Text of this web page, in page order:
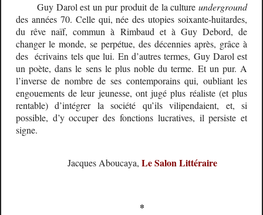
Guy Darol est un pur produit de la cultureunderground
des années 70. Celle qui, née des utopies soixante-huitardes,
du rêve naïf, commun à Rimbaud et à Guy Debord, de
changer le monde, se perpétue, des décennies après, grâce à
des écrivains tels que lui. En d’autres termes, Guy Darol est
un poète, dans le sens le plus noble du terme. Et un pur. A
l’inverse de nombre de ses contemporains qui, oubliant les
engouements de leur jeunesse, ont jugé plus réaliste (et plus
rentable) d’intégrer la société qu’ils vilipendaient, et, si
possible, d’y occuper des fonctions lucratives, il persiste et
signe.
Jacques Aboucaya, Le Salon Littéraire
*